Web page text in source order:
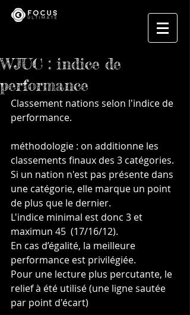
WJUC : indice de
performance
Classement nations selon l'indice de
performance.
méthodologie : on additionne les
classements finaux des 3 catégories.
Si un nation n'est pas présente dans
une catégorie, elle marque un point
de plus que le dernier.
L'indice minimal est donc 3 et
maximun 45  (17/16/12).
En cas d’égalité, la meilleure
performance est privilégiée.
Pour une lecture plus percutante, le
relief à été utilisé (une ligne sautée
par point d'écart)